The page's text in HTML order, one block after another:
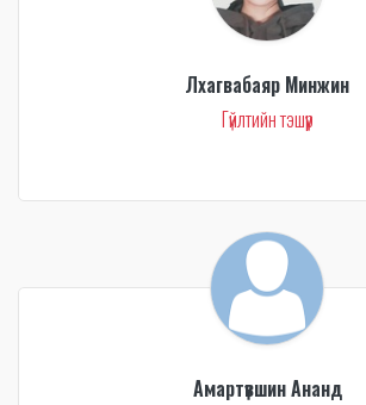
Лхагвабаяр Минжин
Гүйлтийн тэшүүр
Амартүвшин Ананд